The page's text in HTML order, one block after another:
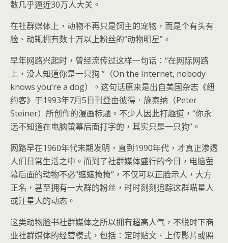
数几乎逼近30万人大关。
在社群媒体上，动物不再只是饲主的宠物，而是个有头有
脸、动辄拥有数十万以上粉丝的“动物明星”。
早年网路兴起时，曾经流传过这样一句话：“在网际网路
上，没人知道你是一只狗 ”（On the Internet, nobody
knows you’re a dog）。这句话原来是出自美国杂志《纽
约客》于1993年7月5日刊登由彼得．施泰纳（Peter
Steiner）所创作的漫画标题。不少人因此打趣道，“你永
远不知道在电脑萤幕后面打字的，其实只是一只狗”。
网路早在1960年代末期发明，直到1990年代，才真正渗透
人们日常生活之中。而到了社群媒体盛行的今日，电脑萤
幕后面的动物不必“遮遮掩掩”，不仅可以正脸示人，大方
正名，甚至拥有一大群的粉丝，时时刻刻追踪这群喵星人
或汪星人的动态。
这类动物脸书社群媒体之所以拥有超高人气，不脱时下商
业社群媒体的经营模式，包括：定时贴文、上传影片或照